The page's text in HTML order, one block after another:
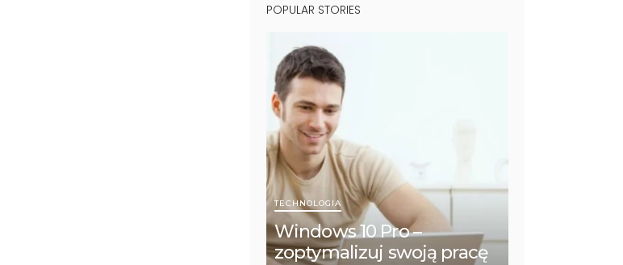
POPULAR STORIES
TECHNOLOGIA
Windows 10 Pro –
zoptymalizuj swoją pracę